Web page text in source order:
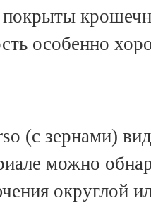
особенно
(с зернами)
можно
округлой